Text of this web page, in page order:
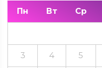
Пн Вт Ср
3 4 5